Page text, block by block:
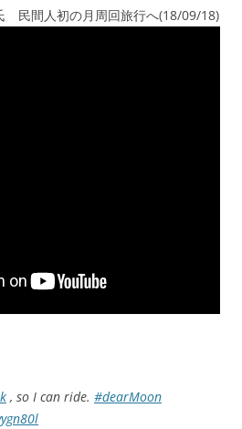
民間人初の月周回旅行へ(18/09/18)
, so I can ride. #dearMoon